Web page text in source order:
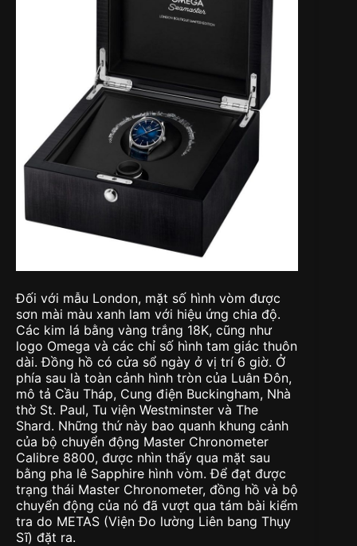
Đối với mẫu London, mặt số hình vòm được
sơn mài màu xanh lam với hiệu ứng chia độ.
Các kim lá bằng vàng trắng 18K, cũng như
logo Omega và các chỉ số hình tam giác thuôn
dài. Đồng hồ có cửa sổ ngày ở vị trí 6 giờ. Ở
phía sau là toàn cảnh hình tròn của Luân Đôn,
mô tả Cầu Tháp, Cung điện Buckingham, Nhà
thờ St. Paul, Tu viện Westminster và The
Shard. Những thứ này bao quanh khung cảnh
của bộ chuyển động Master Chronometer
Calibre 8800, được nhìn thấy qua mặt sau
bằng pha lê Sapphire hình vòm. Để đạt được
trạng thái Master Chronometer, đồng hồ và bộ
chuyển động của nó đã vượt qua tám bài kiểm
tra do METAS (Viện Đo lường Liên bang Thụy
Sĩ) đặt ra.